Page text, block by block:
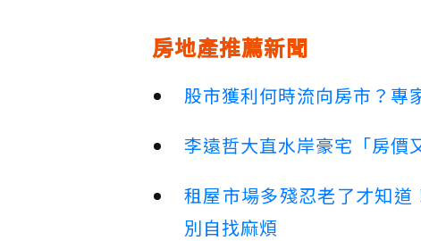
房地產推薦新聞
股市獲利何時流向房市？專
李遠哲大直水岸豪宅「房價
租屋市場多殘忍老了才知
別自找麻煩